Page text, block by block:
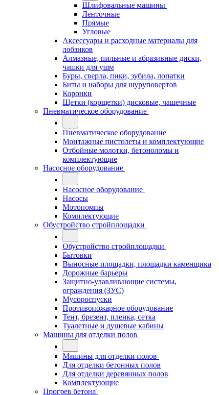
Шлифовальные машины
Ленточные
Прямые
Угловые
Аксессуары и расходные материалы для
лобзиков
Алмазные, пильные и абразивные диски,
чашки для ушм
Буры, сверла, пики, зубила, лопатки
Биты и наборы для шуруповертов
Коронки
Щетки (корщетки) дисковые, чашечные
Пневматическое оборудование
Пневматическое оборудование
Монтажные пистолеты и комплектующие
Отбойные молотки, бетоноломы и
комплектующие
Насосное оборудование
Насосное оборудование
Насосы
Мотопомпы
Комплектующие
Обустройство стройплощадки
Обустройство стройплощадки
Бытовки
Выносные площадки, площадки каменщика
Дорожные барьеры
Защитно-улавливающие системы,
ограждения (ЗУС)
Мусороспуски
Противопожарное оборудование
Тент, брезент, пленка, сетка
Туалетные и душевые кабины
Машины для отделки полов
Машины для отделки полов
Для отделки бетонных полов
Для отделки деревянных полов
Комплектующие
Прогрев бетона